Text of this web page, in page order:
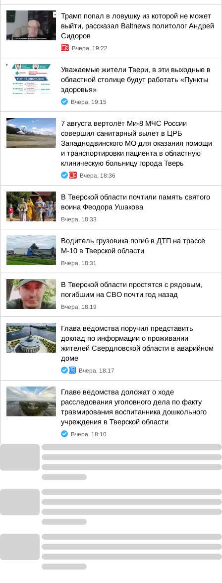
Трамп попал в ловушку из которой не может
выйти, рассказал Baltnews политолог Андрей
Сидоров
Вчера, 19:22
Уважаемые жители Твери, в эти выходные в
областной столице будут работать «Пункты
здоровья»
Вчера, 19:15
7 августа вертолёт Ми-8 МЧС России
совершил санитарный вылет в ЦРБ
Западнодвинского МО для оказания помощи
и транспортировки пациента в областную
клиническую больницу города Тверь
Вчера, 18:36
В Тверской области почтили память святого
воина Феодора Ушакова
Вчера, 18:33
Водитель грузовика погиб в ДТП на трассе
М-10 в Тверской области
Вчера, 18:31
В Тверской области простятся с рядовым,
погибшим на СВО почти год назад
Вчера, 18:19
Глава ведомства поручил представить
доклад по информации о проживании
жителей Свердловской области в аварийном
доме
Вчера, 18:17
Главе ведомства доложат о ходе
расследования уголовного дела по факту
травмирования воспитанника дошкольного
учреждения в Тверской области
Вчера, 18:10